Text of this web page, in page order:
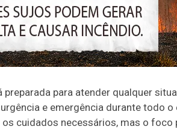
para atender qualquer
e emergência durante todo
cuidados necessários, mas o